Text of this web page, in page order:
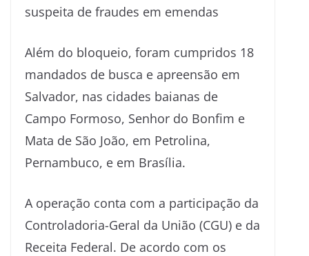
Além do bloqueio, foram cumpridos 18
mandados de busca e apreensão em
Salvador, nas cidades baianas de
Campo Formoso, Senhor do Bonfim e
Mata de São João, em Petrolina,
Pernambuco, e em Brasília.
A operação conta com a participação da
Controladoria-Geral da União (CGU) e da
Receita Federal. De acordo com os